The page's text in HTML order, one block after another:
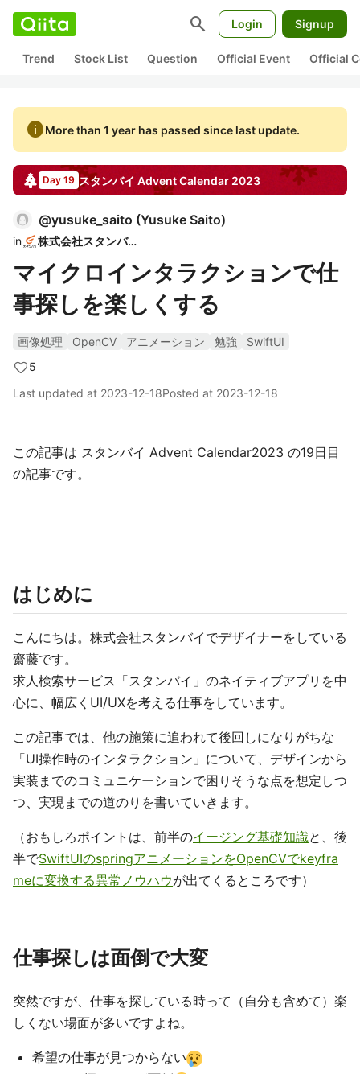
search Login Signup
Trend Stock List Question Official Event Official
infoMore than 1 year has passed since last update.
Day 19 スタンバイ Advent Calendar 2023
@yusuke_saito (Yusuke Saito)
in 株式会社スタンバイ
マイクロインタラクションで仕
事探しを楽しくする
画像処理 OpenCV アニメーション 勉強
SwiftUI
5
Last updated at 2023-12-18Posted at 2023-12-18
この記事は スタンバイ Advent Calendar2023 の19日目
の記事です。
はじめに
こんにちは。株式会社スタンバイでデザイナーをしている
齋藤です。
求人検索サービス「スタンバイ」のネイティブアプリを中
心に、幅広くUI/UXを考える仕事をしています。
この記事では、他の施策に追われて後回しになりがちな
「UI操作時のインタラクション」について、デザインから
実装までのコミュニケーションで困りそうな点を想定しつ
つ、実現までの道のりを書いていきます。
（おもしろポイントは、前半のイージング基礎知識と、後
半でSwiftUIのspringアニメーションをOpenCVでkeyfra
meに変換する異常ノウハウが出てくるところです）
仕事探しは面倒で大変
突然ですが、仕事を探している時って（自分も含めて）楽
しくない場面が多いですよね。
希望の仕事が見つからない